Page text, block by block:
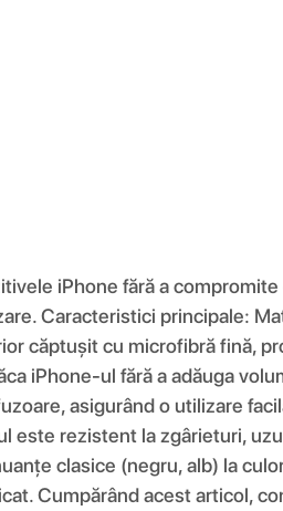
iPhone fără a
Caracteristici principale:
căptușit cu microfibră fină,
iPhone-ul fără a adăuga
asigurând o utilizare
rezistent la zgârieturi,
clasice (negru, alb) la
Cumpărând acest articol,